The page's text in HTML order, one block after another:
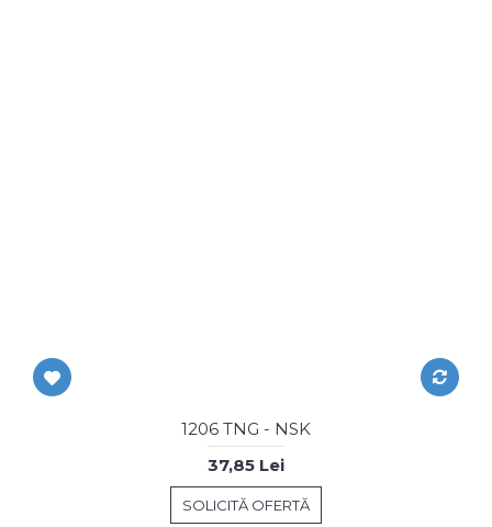
1206 TNG - NSK
37,85 Lei
SOLICITĂ OFERTĂ